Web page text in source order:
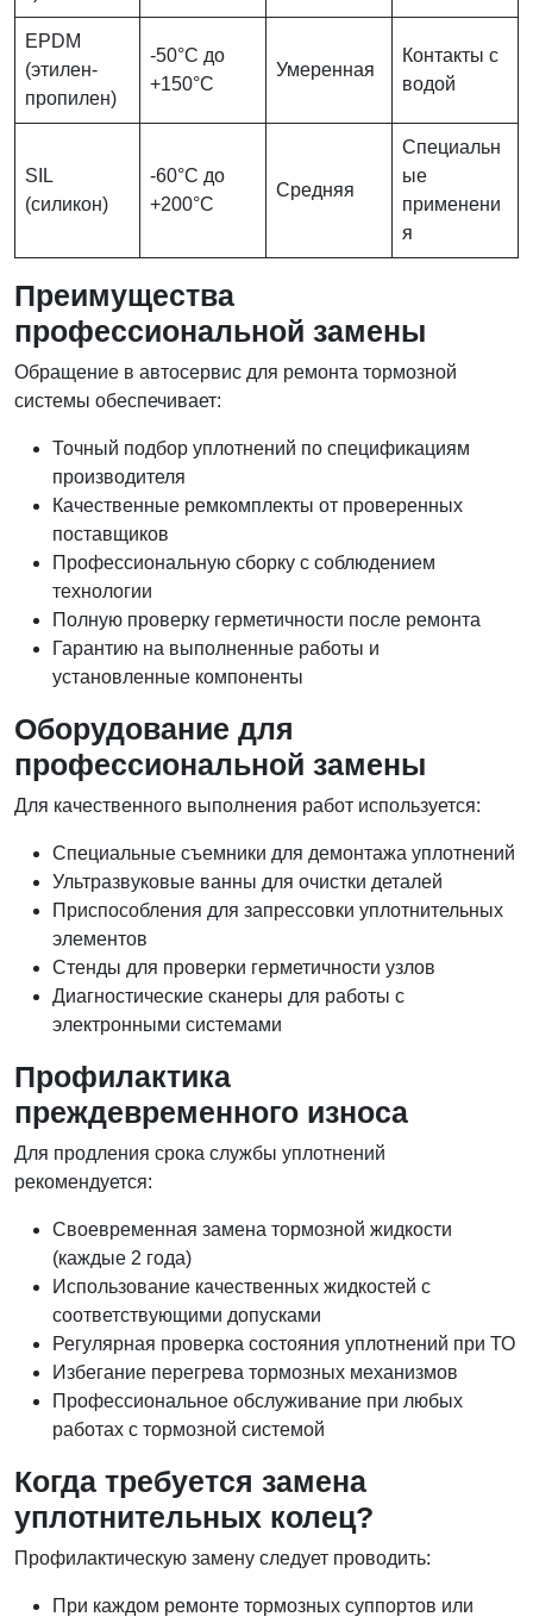
EPDM
(этилен-
пропилен)
-50°C до
+150°C
Умеренная
Контакты с
водой
SIL
(силикон)
-60°C до
+200°C
Средняя
Специальн
ые
применени
я
Преимущества
профессиональной замены
Обращение в автосервис для ремонта тормозной
системы обеспечивает:
Точный подбор уплотнений по спецификациям
производителя
Качественные ремкомплекты от проверенных
поставщиков
Профессиональную сборку с соблюдением
технологии
Полную проверку герметичности после ремонта
Гарантию на выполненные работы и
установленные компоненты
Оборудование для
профессиональной замены
Для качественного выполнения работ используется:
Специальные съемники для демонтажа уплотнений
Ультразвуковые ванны для очистки деталей
Приспособления для запрессовки уплотнительных
элементов
Стенды для проверки герметичности узлов
Диагностические сканеры для работы с
электронными системами
Профилактика
преждевременного износа
Для продления срока службы уплотнений
рекомендуется:
Своевременная замена тормозной жидкости
(каждые 2 года)
Использование качественных жидкостей с
соответствующими допусками
Регулярная проверка состояния уплотнений при ТО
Избегание перегрева тормозных механизмов
Профессиональное обслуживание при любых
работах с тормозной системой
Когда требуется замена
уплотнительных колец?
Профилактическую замену следует проводить:
При каждом ремонте тормозных суппортов или